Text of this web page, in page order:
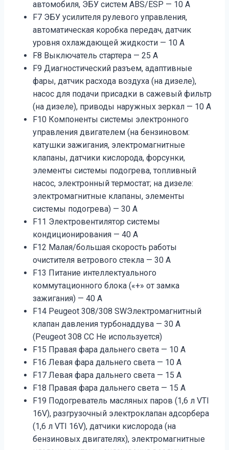
автомобиля, ЭБУ систем ABS/ESP — 10 А
F7 ЭБУ усилителя рулевого управления,
автоматическая коробка передач, датчик
уровня охлаждающей жидкости — 10 А
F8 Выключатель стартера — 25 А
F9 Диагностический разъем, адаптивные
фары, датчик расхода воздуха (на дизеле),
насос для подачи присадки в сажевый фильтр
(на дизеле), приводы наружных зеркал — 10 А
F10 Компоненты системы электронного
управления двигателем (на бензиновом:
катушки зажигания, электромагнитные
клапаны, датчики кислорода, форсунки,
элементы системы подогрева, топливный
насос, электронный термостат; на дизеле:
электромагнитные клапаны, элементы
системы подогрева) — 30 А
F11 Электровентилятор системы
кондиционирования — 40 А
F12 Малая/большая скорость работы
очистителя ветрового стекла — 30 А
F13 Питание интеллектуального
коммутационного блока («+» от замка
зажигания) — 40 А
F14 Peugeot 308/308 SWЭлектромагнитный
клапан давления турбонаддува — 30 А
(Peugeot 308 СС Не используется)
F15 Правая фара дальнего света — 10 А
F16 Левая фара дальнего света — 10 А
F17 Левая фара дальнего света — 15 А
F18 Правая фара дальнего света — 15 А
F19 Подогреватель масляных паров (1,6 л VTI
16V), разгрузочный электроклапан адсорбера
(1,6 л VTI 16V), датчики кислорода (на
бензиновых двигателях), электромагнитные